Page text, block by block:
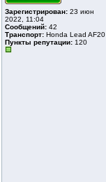
Зарегистрирован: 23 июн
2022, 11:04
Сообщений: 42
Транспорт: Honda Lead AF20
Пункты репутации: 120